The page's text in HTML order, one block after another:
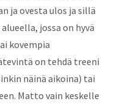
ja ovesta ulos ja sillä
jossa on hyvä
kovempia
on tehdä treeni
näinä aikoina) tai
Matto vain keskelle